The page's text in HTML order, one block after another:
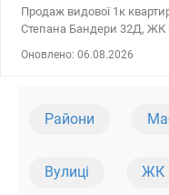
Продаж видової 1к
Степана Бандери 32Д, ЖК
доступності ТРЦ
Оновлено: 06.08.2026
Райони
Вулиці ЖК